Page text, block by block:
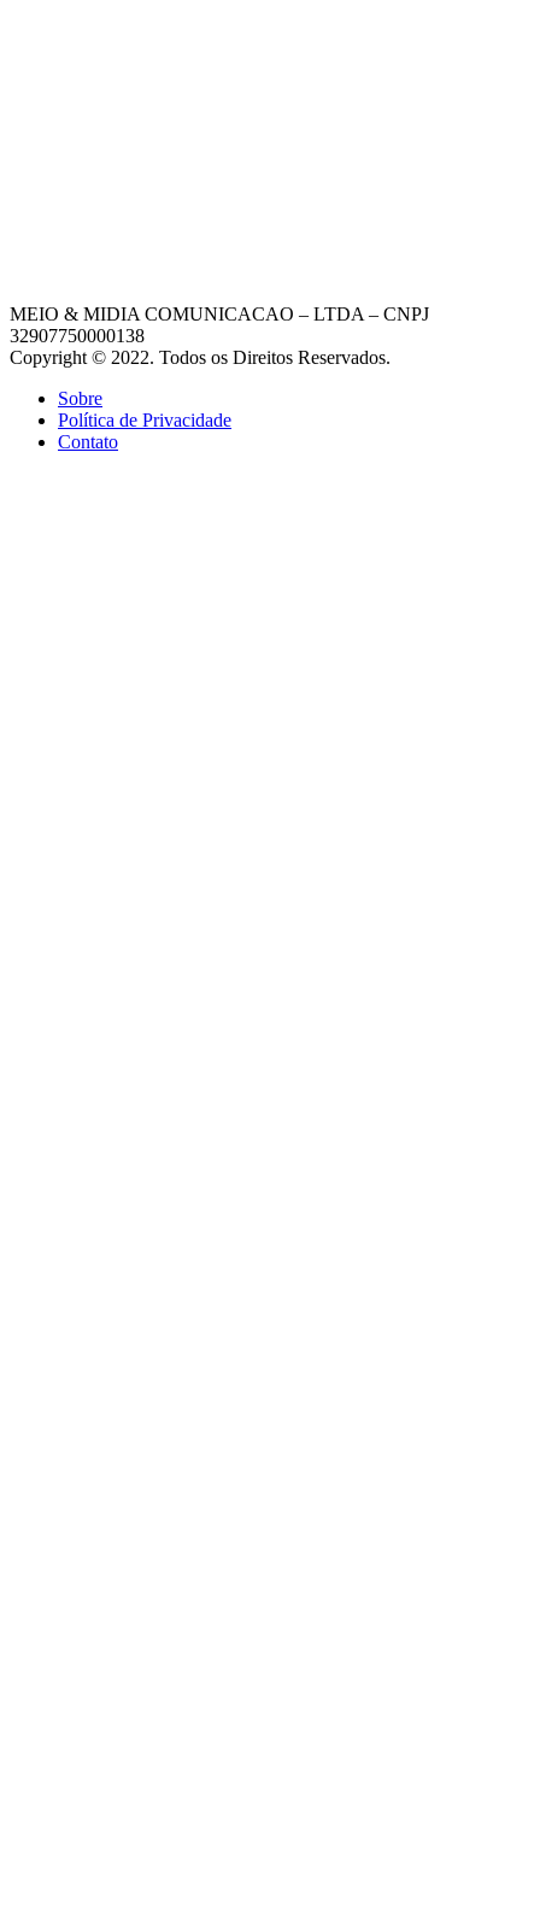
MEIO & MIDIA COMUNICACAO – LTDA – CNPJ
32907750000138
Copyright © 2022. Todos os Direitos Reservados.
Sobre
Política de Privacidade
Contato